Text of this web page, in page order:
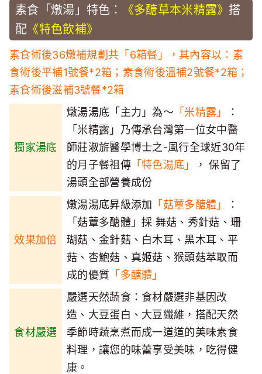
素食「燉湯」特色： 《多醣草本米精露》 搭
配 《特色飲補》
素食術後36燉補規劃共「6箱餐」，其內容以：素
食術後平補1號餐*2箱；素食術後溫補2號餐*2箱；
素食術後滋補3號餐*2箱
獨家湯底
燉湯湯底「主力」為～ 「米精露」
：
「米精露」乃傳承台灣第一位女中醫
師莊淑旂醫學博士之-風行全球近30年
的月子餐祖傳「特色湯底」
， 保留了
湯頭全部營養成份
效果加倍
燉湯湯底昇級添加 「菇蕈多醣體」
：
「菇蕈多醣體」採 舞菇、秀針菇、珊
瑚菇、金針菇、白木耳、黑木耳、平
菇、杏鮑菇、真姬菇、猴頭菇萃取而
成的優質 「多醣體」
食材嚴選
嚴選天然蔬食：食材嚴選非基因改
造、大豆蛋白、大豆纖維，搭配天然
季節時蔬烹煮而成一道道的美味素食
料理，讓您的味蕾享受美味，吃得健
康。